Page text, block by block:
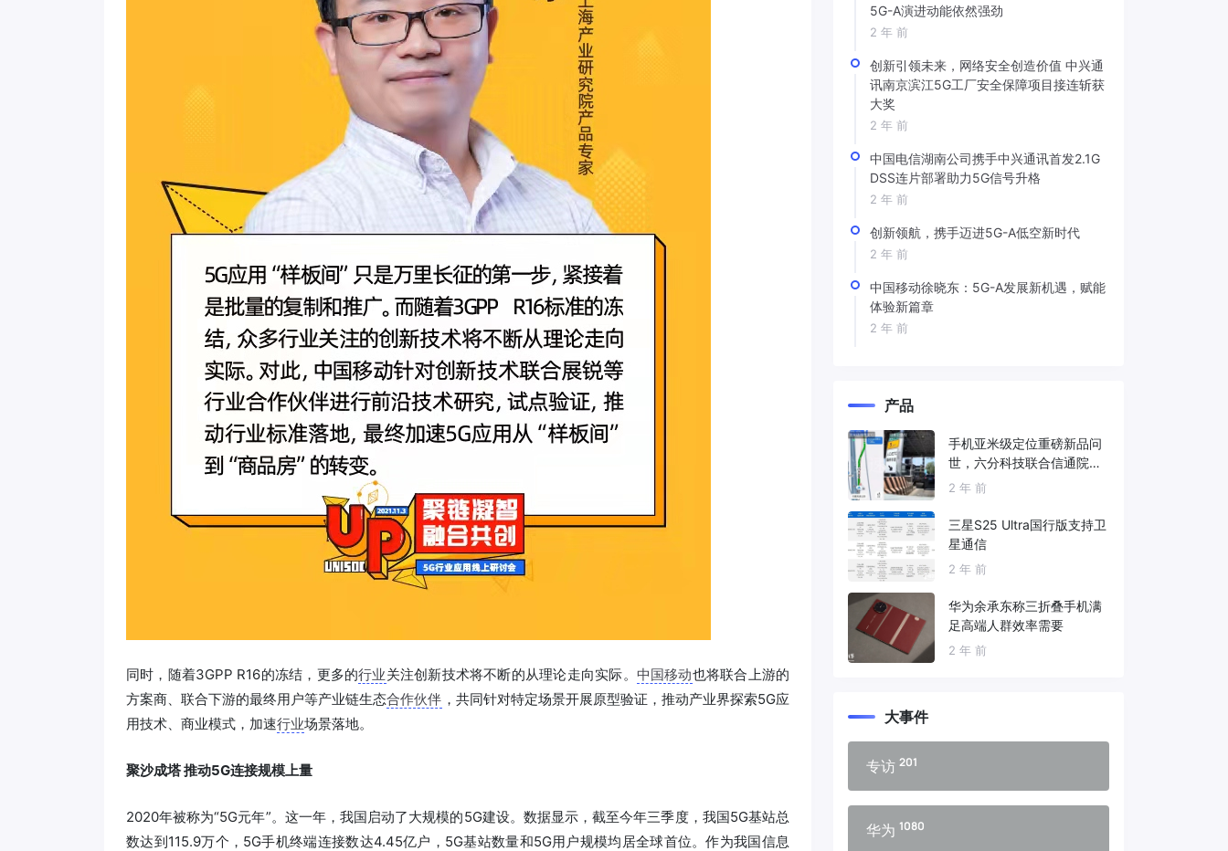
同时，随着3GPP R16的冻结，更多的行业关注创新技术将不断的从理论走向实际。 中国移动也将联合上游的
方案商、联合下游的最终用户等产业链生态合作伙伴 ，共同针对特定场景开展原型验证，推动产业界探索5G应
用技术、商业模式，加速行业场景落地。
聚沙成塔 推动5G连接规模上量
2020年被称为“5G元年”。这一年，我国启动了大规模的5G建设。数据显示，截至今年三季度，我国5G基站总
数达到115.9万个，5G手机终端连接数达4.45亿户，5G基站数量和5G用户规模均居全球首位。作为我国信息
5G-A演进动能依然强劲
2 年 前
创新引领未来，网络安全创造价值 中兴通
讯南京滨江5G工厂安全保障项目接连斩获
大奖
2 年 前
中国电信湖南公司携手中兴通讯首发2.1G
DSS连片部署助力5G信号升格
2 年 前
创新领航，携手迈进5G-A低空新时代
2 年 前
中国移动徐晓东：5G-A发展新机遇，赋能
体验新篇章
2 年 前
产品
手机亚米级定位重磅新品问
世，六分科技联合信通院发
布免费服务
2 年 前
三星S25 Ultra国行版支持卫
星通信
2 年 前
华为余承东称三折叠手机满
足高端人群效率需要
2 年 前
大事件
专访 201
华为 1080